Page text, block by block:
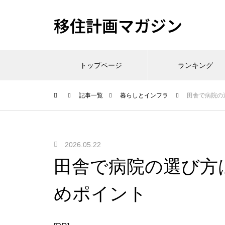
移住計画マガジン
トップページ ランキング
記事一覧 暮らしとインフラ 田舎で病院
2026.05.22
田舎で病院の選び
めポイント